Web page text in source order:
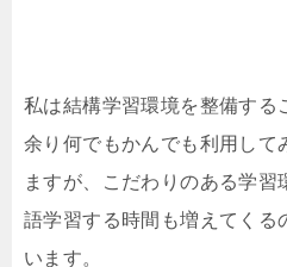
私は結構学習環境を整備する
余り何でもかんでも利用して
ますが、こだわりのある学
語学習する時間も増えてくる
います。